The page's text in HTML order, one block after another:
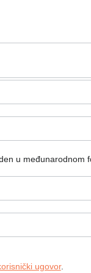
u međunarodnom
ugovor.